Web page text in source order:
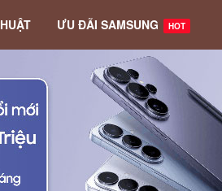
ƯU ĐÃI SAMSUNG HOT